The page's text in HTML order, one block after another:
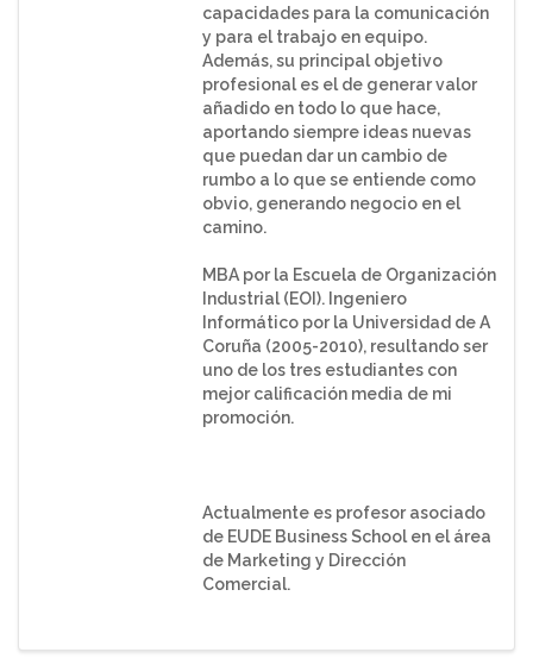
capacidades para la comunicación
y para el trabajo en equipo.
Además, su principal objetivo
profesional es el de generar valor
añadido en todo lo que hace,
aportando siempre ideas nuevas
que puedan dar un cambio de
rumbo a lo que se entiende como
obvio, generando negocio en el
camino.
MBA por la Escuela de Organización
Industrial (EOI). Ingeniero
Informático por la Universidad de A
Coruña (2005-2010), resultando ser
uno de los tres estudiantes con
mejor calificación media de mi
promoción.
Actualmente es profesor asociado
de EUDE Business School en el área
de Marketing y Dirección
Comercial.